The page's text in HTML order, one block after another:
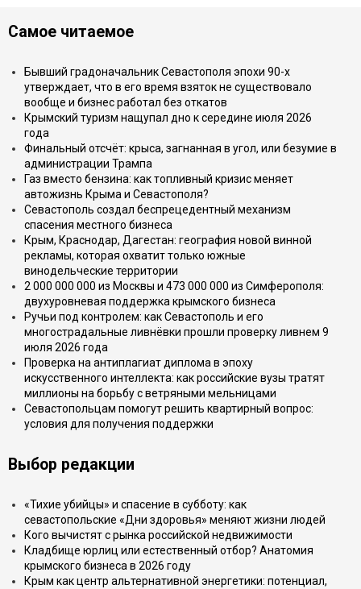
Самое читаемое
Бывший градоначальник Севастополя эпохи 90-х
утверждает, что в его время взяток не существовало
вообще и бизнес работал без откатов
Крымский туризм нащупал дно к середине июля 2026
года
Финальный отсчёт: крыса, загнанная в угол, или безумие в
администрации Трампа
Газ вместо бензина: как топливный кризис меняет
автожизнь Крыма и Севастополя?
Севастополь создал беспрецедентный механизм
спасения местного бизнеса
Крым, Краснодар, Дагестан: география новой винной
рекламы, которая охватит только южные
винодельческие территории
2 000 000 000 из Москвы и 473 000 000 из Симферополя:
двухуровневая поддержка крымского бизнеса
Ручьи под контролем: как Севастополь и его
многострадальные ливнёвки прошли проверку ливнем 9
июля 2026 года
Проверка на антиплагиат диплома в эпоху
искусственного интеллекта: как российские вузы тратят
миллионы на борьбу с ветряными мельницами
Севастопольцам помогут решить квартирный вопрос:
условия для получения поддержки
Выбор редакции
«Тихие убийцы» и спасение в субботу: как
севастопольские «Дни здоровья» меняют жизни людей
Кого вычистят с рынка российской недвижимости
Кладбище юрлиц или естественный отбор? Анатомия
крымского бизнеса в 2026 году
Крым как центр альтернативной энергетики: потенциал,